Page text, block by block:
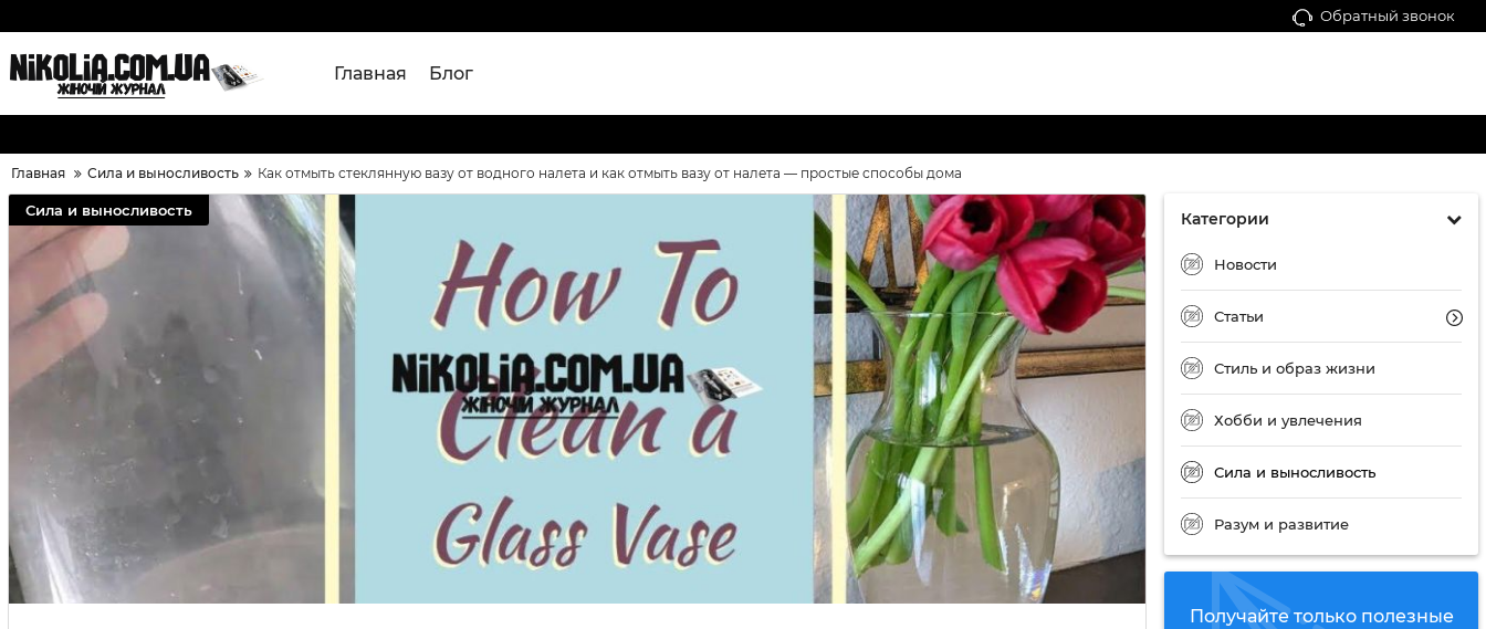
Обратный звонок
Главная Блог
Главная Сила и выносливость Как отмыть стеклянную вазу от водного налета и как отмыть вазу от налета — простые способы дома
Категории
Новости
Статьи
Стиль и образ жизни
Хобби и увлечения
Сила и выносливость
Разум и развитие
Получайте только полезные
Сила и выносливость